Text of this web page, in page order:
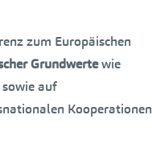
zum Europäischen
Grundwertewie
sowie auf
Kooperationen